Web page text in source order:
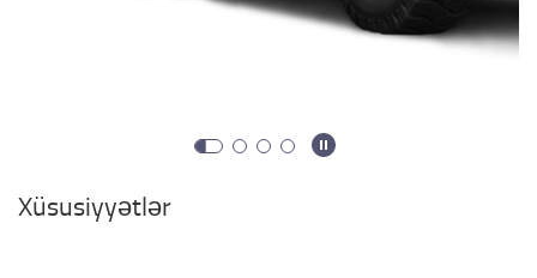
Xüsusiyyətlər